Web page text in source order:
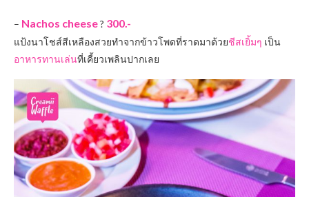
– Nachos cheese? 300.-
แป้งนาโชส์สีเหลืองสวยทำจากข้าวโพดที่ราดมาด้วยชีสเยิ้มๆ เป็น
อาหารทานเล่นที่เคี้ยวเพลินปากเลย